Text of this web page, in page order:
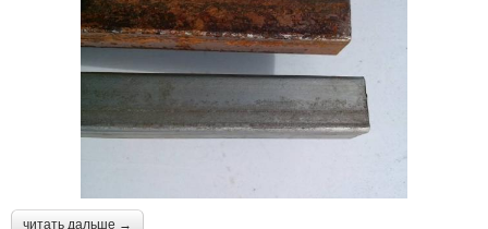
читать дальше →